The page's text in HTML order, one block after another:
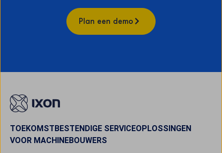
Plan een demo
TOEKOMSTBESTENDIGE SERVICEOPLOSSINGEN
VOOR MACHINEBOUWERS